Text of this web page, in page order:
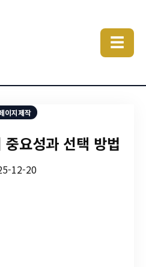
☰
이지제작
요성과 선택 방법
12-20